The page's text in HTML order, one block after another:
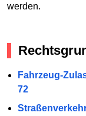
werden.
Fahrzeug-
72